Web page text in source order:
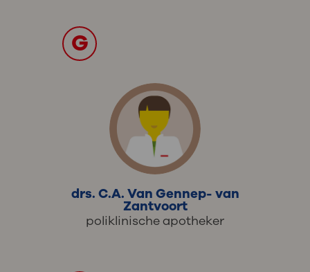
G
drs. C.A. Van Gennep- van
Zantvoort
poliklinische apotheker